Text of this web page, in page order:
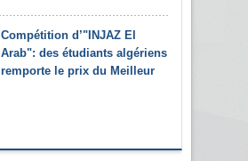
Compétition d’"INJAZ El
Arab": des étudiants algériens
remporte le prix du Meilleur